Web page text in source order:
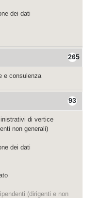
dei dati
265
e consulenza
93
di vertice
non generali)
dei dati
(dirigenti e non